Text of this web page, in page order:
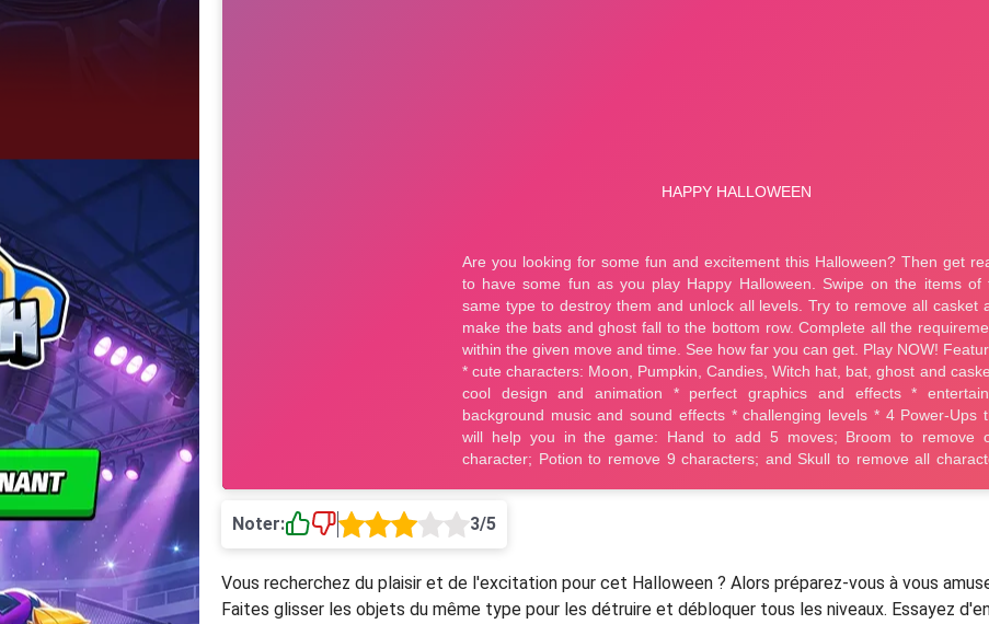
Noter: 3/5
Vous recherchez du plaisir et de l'excitation pour cet Halloween ? Alors préparez-vous à vous
Faites glisser les objets du même type pour les détruire et débloquer tous les niveaux. Essayez